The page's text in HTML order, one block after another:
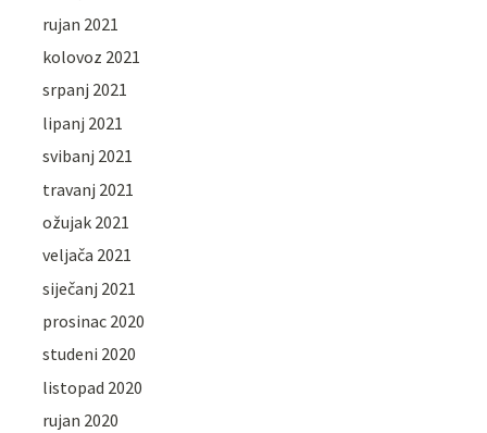
rujan 2021
kolovoz 2021
srpanj 2021
lipanj 2021
svibanj 2021
travanj 2021
ožujak 2021
veljača 2021
siječanj 2021
prosinac 2020
studeni 2020
listopad 2020
rujan 2020